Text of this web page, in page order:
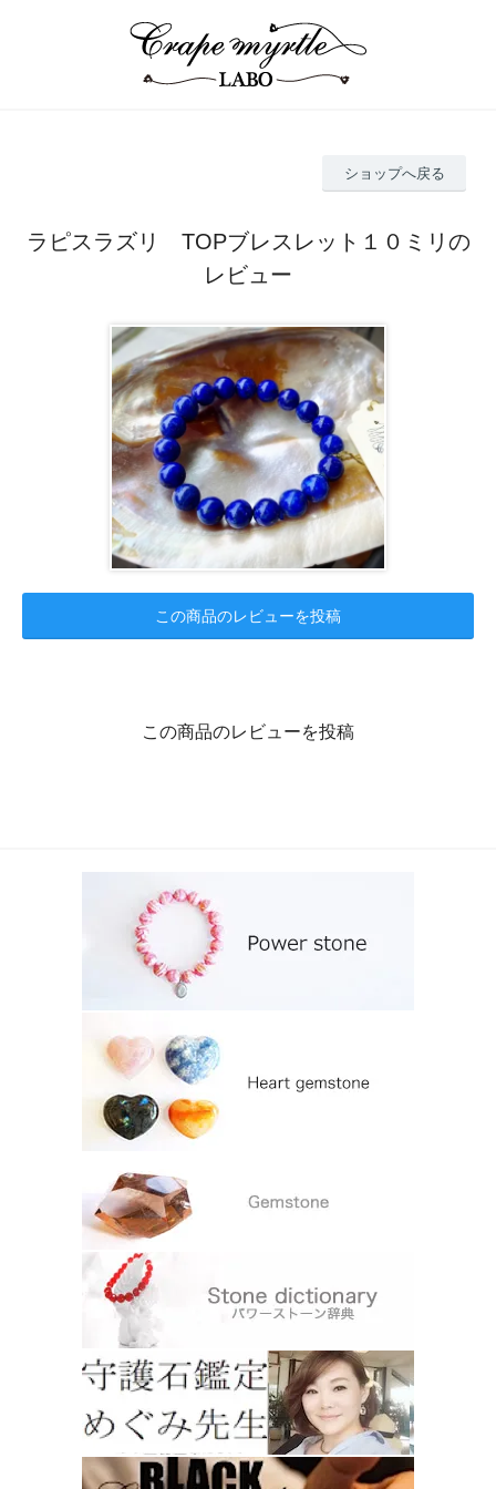
ショップへ戻る
ラピスラズリ TOPブレスレット１０ミリの
レビュー
この商品のレビューを投稿
この商品のレビューを投稿